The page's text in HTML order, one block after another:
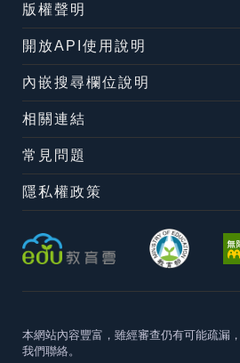
版權聲明
開放API使用說明
內嵌搜尋欄位說明
相關連結
常見問題
隱私權政策
本網站內容豐富，雖經審查仍有可能疏漏，
我們聯絡。